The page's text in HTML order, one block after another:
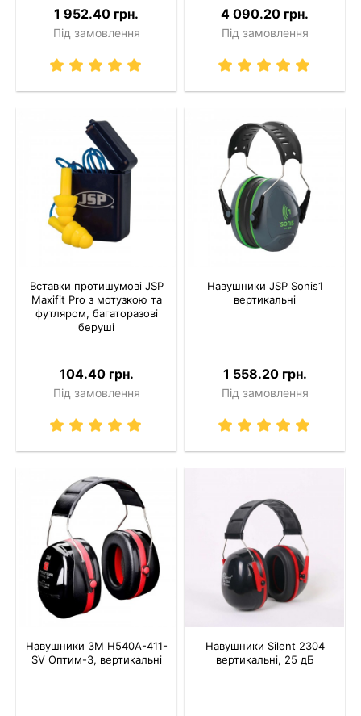
1 952.40 грн.
Під замовлення
4 090.20 грн.
Під замовлення
Вставки протишумові JSP
Maxifit Pro з мотузкою та
футляром, багаторазові
беруші
104.40 грн.
Під замовлення
Навушники JSP Sonis1
вертикальні
1 558.20 грн.
Під замовлення
Навушники 3M H540A-411-
SV Оптим-3, вертикальні
Навушники Silent 2304
вертикальні, 25 дБ